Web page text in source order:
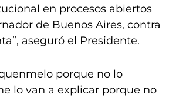
en procesos abiertos
de Buenos Aires, contra
aseguró el Presidente.
porque no lo
lo van a explicar porque no